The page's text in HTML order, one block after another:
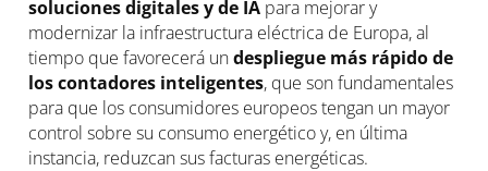
soluciones digitales y de IA para mejorar y
modernizar la infraestructura eléctrica de Europa, al
tiempo que favorecerá undespliegue más rápido de
los contadores inteligentes, que son fundamentales
para que los consumidores europeos tengan un mayor
control sobre su consumo energético y, en última
instancia, reduzcan sus facturas energéticas.